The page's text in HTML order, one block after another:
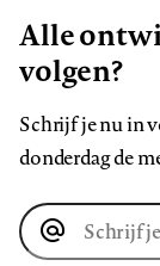
Alle
volgen?
Schrijf je nu in
donderdag de
E-